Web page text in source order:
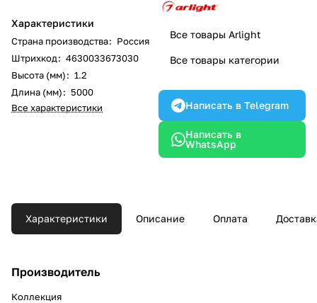
Характеристики
Страна производства: Россия
Штрихкод: 4630033673030
Высота (мм): 1.2
Длина (мм): 5000
Все характеристики
Все товары Arlight
Все товары категории
Написать в Telegram
Написать в
WhatsApp
Характеристики Описание Оплата
Производитель
Коллекция